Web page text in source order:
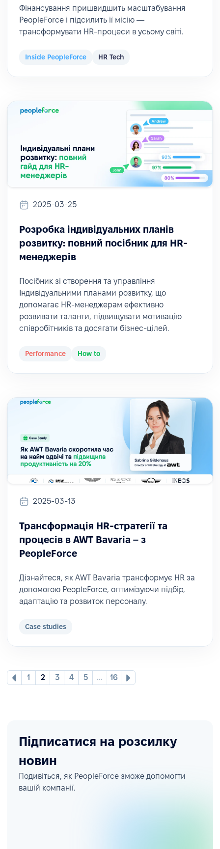
Фінансування пришвидшить масштабування
PeopleForce і підсилить її місію —
трансформувати HR-процеси в усьому світі.
Inside PeopleForce HR Tech
2025-03-25
Розробка індивідуальних планів
розвитку: повний посібник для HR-
менеджерів
Посібник зі створення та управління
Індивідуальними планами розвитку, що
допомагає HR-менеджерам ефективно
розвивати таланти, підвищувати мотивацію
співробітників та досягати бізнес-цілей.
Performance How to
2025-03-13
Трансформація HR-стратегії та
процесів в AWT Bavaria – з
PeopleForce
Дізнайтеся, як AWT Bavaria трансформує HR за
допомогою PeopleForce, оптимізуючи підбір,
адаптацію та розвиток персоналу.
Case studies
1 2 3 4 5 ... 16
Підписатися на розсилку
новин
Подивіться, як PeopleForce зможе допомогти
вашій компанії.